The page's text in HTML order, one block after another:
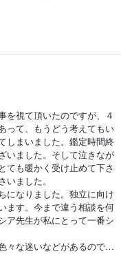
を視て頂いたのですが、４
って、もうどう考えてもい
しまいました。鑑定時間終
いました。そして泣きなが
ても暖かく受け止めて下さ
ました。
になりました。独立に向け
ます。今まで違う相談を何
ア先生が私にとって一番シ
々な迷いなどがあるので…